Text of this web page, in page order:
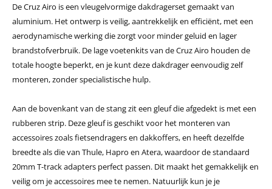
De Cruz Airo is een vleugelvormige dakdragerset gemaakt van
aluminium. Het ontwerp is veilig, aantrekkelijk en efficiënt, met een
aerodynamische werking die zorgt voor minder geluid en lager
brandstofverbruik. De lage voetenkits van de Cruz Airo houden de
totale hoogte beperkt, en je kunt deze dakdrager eenvoudig zelf
monteren, zonder specialistische hulp.
Aan de bovenkant van de stang zit een gleuf die afgedekt is met een
rubberen strip. Deze gleuf is geschikt voor het monteren van
accessoires zoals fietsendragers en dakkoffers, en heeft dezelfde
breedte als die van Thule, Hapro en Atera, waardoor de standaard
20mm T-track adapters perfect passen. Dit maakt het gemakkelijk en
veilig om je accessoires mee te nemen. Natuurlijk kun je je